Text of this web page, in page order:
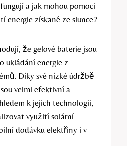
a jak mohou pomoci
energie získané ze slunce?
že gelové baterie jsou
ukládání energie z
Díky své nízké údržbě
velmi efektivní a
k jejich technologii,
využití solární
dodávku elektřiny i v